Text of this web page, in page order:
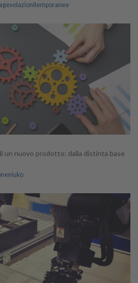
un nuovo prodotto: dalla distinta base